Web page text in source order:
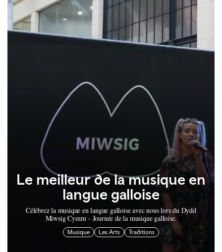
Le meilleur de la musique en
langue galloise
Célébrez la musique en langue galloise avec nous lors du Dydd
Miwsig Cymru - Journée de la musique galloise.
Musique Les Arts Traditions